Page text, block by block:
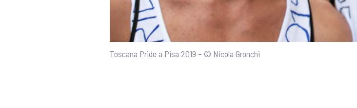
Toscana Pride a Pisa 2019 – © Nicola Gronchi